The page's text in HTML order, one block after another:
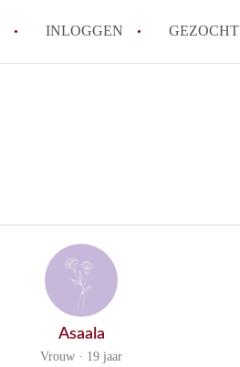
INLOGGEN GEZOCHT
Zwolle?
Asaala
Vrouw · 19 jaar